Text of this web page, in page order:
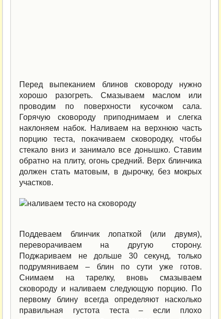
Перед выпеканием блинов сковороду нужно
хорошо разогреть. Смазываем маслом или
проводим по поверхности кусочком сала.
Горячую сковороду приподнимаем и слегка
наклоняем набок. Наливаем на верхнюю часть
порцию теста, покачиваем сковородку, чтобы
стекало вниз и занимало все донышко. Ставим
обратно на плиту, огонь средний. Верх блинчика
должен стать матовым, в дырочку, без мокрых
участков.
Поддеваем блинчик лопаткой (или двумя),
переворачиваем на другую сторону.
Поджариваем не дольше 30 секунд, только
подрумяниваем – блин по сути уже готов.
Снимаем на тарелку, вновь смазываем
сковороду и наливаем следующую порцию. По
первому блину всегда определяют насколько
правильная густота теста – если плохо